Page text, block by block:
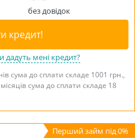
без довідок
кредит!
дадуть мені кредит?
сума до сплати складе 1001 грн.,
сума до сплати складе 18